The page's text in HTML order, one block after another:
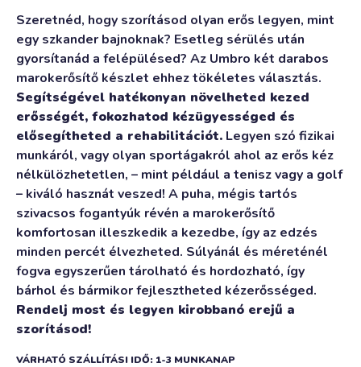
Szeretnéd, hogy szorításod olyan erős legyen, mint
egy szkander bajnoknak? Esetleg sérülés után
gyorsítanád a felépülésed? Az Umbro két darabos
marokerősítő készlet ehhez tökéletes választás.
Segítségével hatékonyan növelheted kezed
erősségét, fokozhatod kézügyességed és
elősegítheted a rehabilitációt. Legyen szó fizikai
munkáról, vagy olyan sportágakról ahol az erős kéz
nélkülözhetetlen, – mint például a tenisz vagy a golf
– kiváló hasznát veszed! A puha, mégis tartós
szivacsos fogantyúk révén a marokerősítő
komfortosan illeszkedik a kezedbe, így az edzés
minden percét élvezheted. Súlyánál és méreténél
fogva egyszerűen tárolható és hordozható, így
bárhol és bármikor fejlesztheted kézerősséged.
Rendelj most és legyen kirobbanó erejű a
szorításod!
VÁRHATÓ SZÁLLÍTÁSI IDŐ: 1-3 MUNKANAP